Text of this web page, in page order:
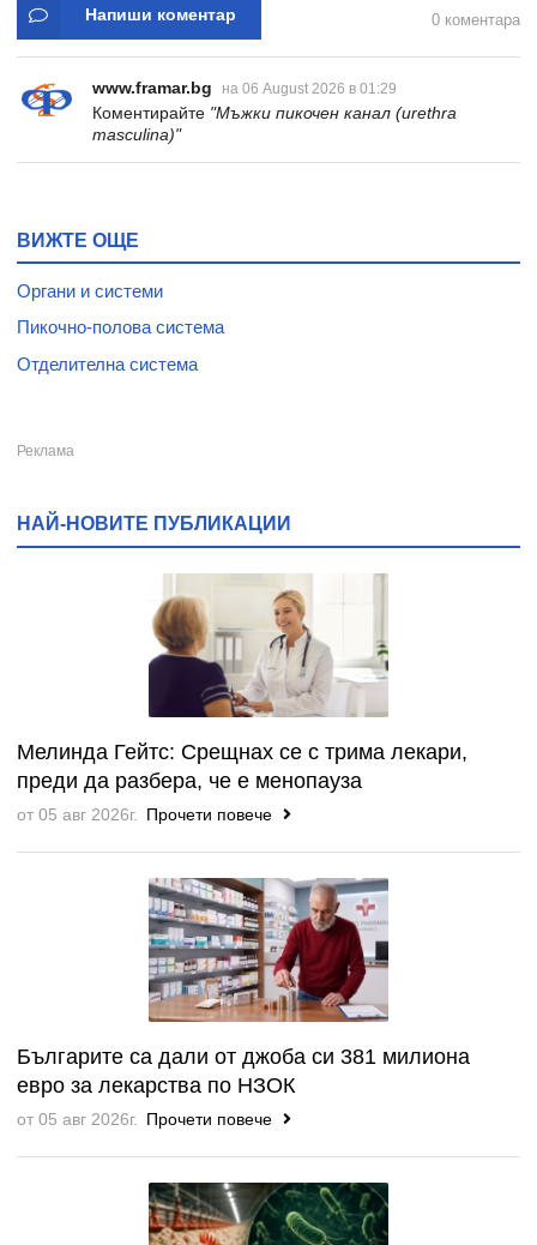
Напиши коментар 0 коментара
www.framar.bg на 06 August 2026 в 01:29
Коментирайте "Мъжки пикочен канал (urethra
masculina)"
ВИЖТЕ ОЩЕ
Органи и системи
Пикочно-полова система
Отделителна система
НАЙ-НОВИТЕ ПУБЛИКАЦИИ
Мелинда Гейтс: Срещнах се с трима лекари,
преди да разбера, че е менопауза
от 05 авг 2026г. Прочети повече
Българите са дали от джоба си 381 милиона
евро за лекарства по НЗОК
от 05 авг 2026г. Прочети повече